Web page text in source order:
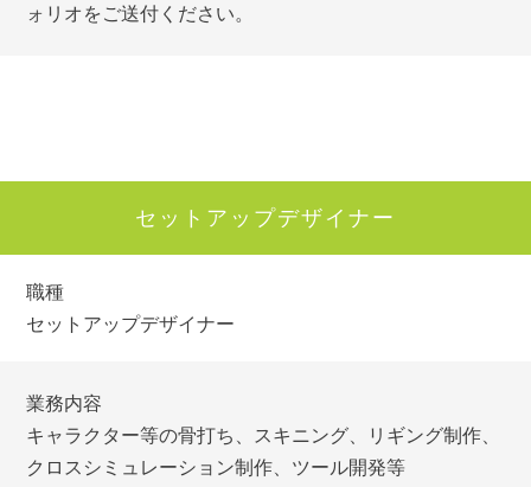
ォリオをご送付ください。
セットアップデザイナー
職種
セットアップデザイナー
業務内容
キャラクター等の骨打ち、スキニング、リギング制作、
クロスシミュレーション制作、ツール開発等